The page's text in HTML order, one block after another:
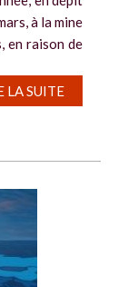
à la mine
en raison de
LA SUITE